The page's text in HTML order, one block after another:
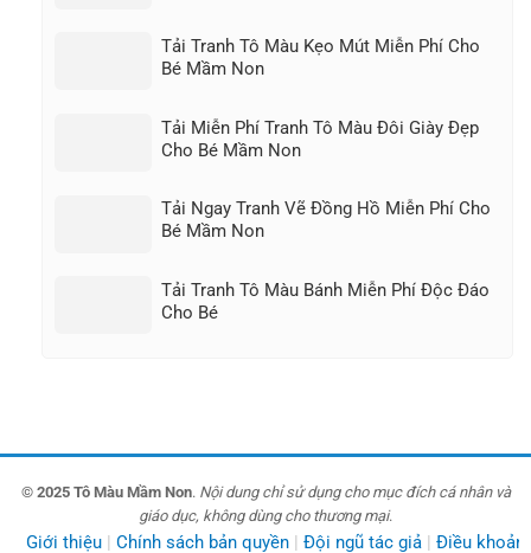
Tải Tranh Tô Màu Kẹo Mút Miễn Phí Cho
Bé Mầm Non
Tải Miễn Phí Tranh Tô Màu Đôi Giày Đẹp
Cho Bé Mầm Non
Tải Ngay Tranh Vẽ Đồng Hồ Miễn Phí Cho
Bé Mầm Non
Tải Tranh Tô Màu Bánh Miễn Phí Độc Đáo
Cho Bé
© 2025 Tô Màu Mầm Non. Nội dung chỉ sử dụng cho mục đích cá nhân và
giáo dục, không dùng cho thương mại.
Giới thiệu Chính sách bản quyền Đội ngũ tác giả Điều khoản